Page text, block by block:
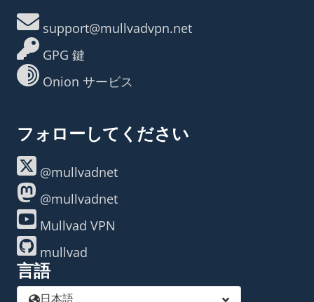
support@mullvadvpn.net
GPG 鍵
Onion サービス
フォローしてください
@mullvadnet
@mullvadnet
Mullvad VPN
mullvad
言語
日本語